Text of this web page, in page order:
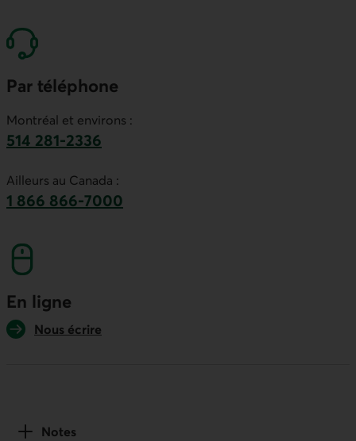
Par téléphone
Montréal et environs :
514 281-2336
Ailleurs au Canada :
1 866 866-7000
En ligne
Nous écrire
Notes